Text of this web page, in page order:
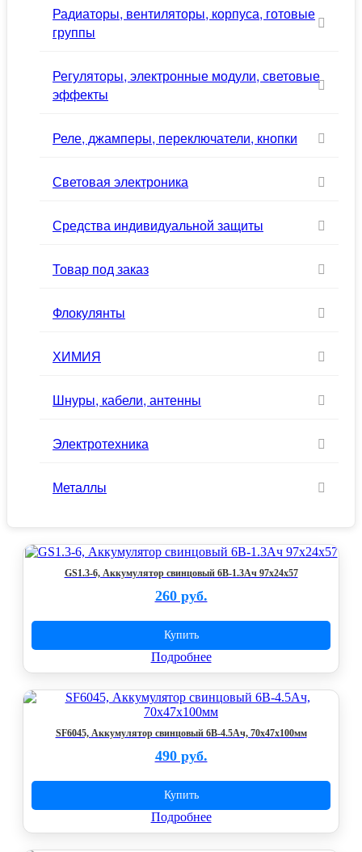
Радиаторы, вентиляторы, корпуса, готовые
группы
Регуляторы, электронные модули, световые
эффекты
Реле, джамперы, переключатели, кнопки
Световая электроника
Средства индивидуальной защиты
Товар под заказ
Флокулянты
ХИМИЯ
Шнуры, кабели, антенны
Электротехника
Металлы
GS1.3-6, Аккумулятор свинцовый 6B-1.3Ач 97x24x57
260 руб.
Купить
Подробнее
SF6045, Аккумулятор свинцовый 6В-4.5Ач, 70х47х100мм
490 руб.
Купить
Подробнее